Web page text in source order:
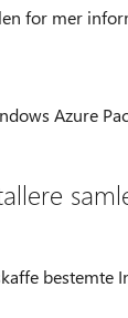
for mer
Azure